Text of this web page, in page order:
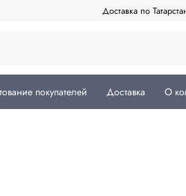
Доставка по
покупателей Доставка О